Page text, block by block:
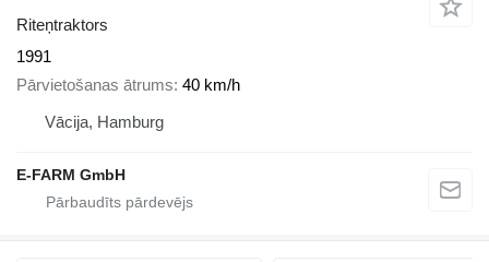
Riteņtraktors
1991
Pārvietošanas ātrums 40 km/h
Vācija, Hamburg
E-FARM GmbH